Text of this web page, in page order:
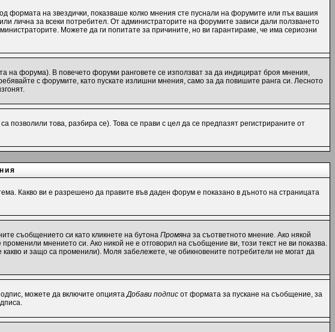
формата на звездички, показваше колко мнения сте пуснали на форумите или пък вашия
лична за всеки потребител. От администраторите на форумите зависи дали ползването
Можете да ги попитате за причините, но ви гарантираме, че има сериозни
на форума). В повечето форуми ранговете се използват за да индицират броя мнения,
с форумите, като пускате излишни мнения, само за да повишите ранга си. Лесното
това, разбира се). Това се прави с цел да се предпазят регистрираните от
Какво ви е разрешено да правите във даден форум е показано в дъното на страницата
съобщението си като кликнете на бутона Промяна за съответното мнение. Ако някой
мнението си. Ако никой не е отговорил на съобщение ви, този текст не ви показва.
и защо са променили). Моля забележете, че обикновените потребители не могат да
можете да включите опциятаДобави подпис от формата за пускане на съобщение, за